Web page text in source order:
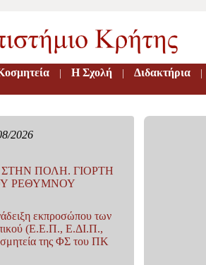
H Σχολή Διδακτήρια
2026
ΠΟΛΗ. ΓΙΟΡΤΗ
ΡΕΘΥΜΝΟΥ
εκπροσώπου των
(Ε.Ε.Π., Ε.ΔΙ.Π.,
της ΦΣ του ΠΚ